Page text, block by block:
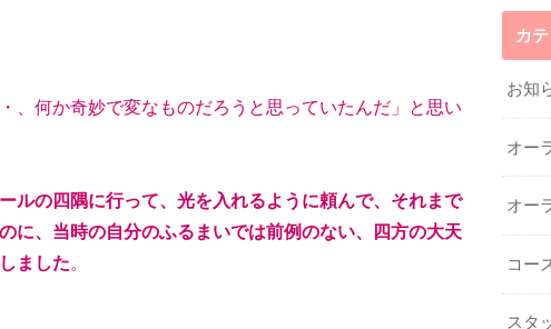
、何か奇妙で変なものだろうと思っていたんだ」と思い
ルの四隅に行って、光を入れるように頼んで、それまで
に、当時の自分のふるまいでは前例のない、四方の大天
ました。
カ
お知
オー
オー
コー
スタ